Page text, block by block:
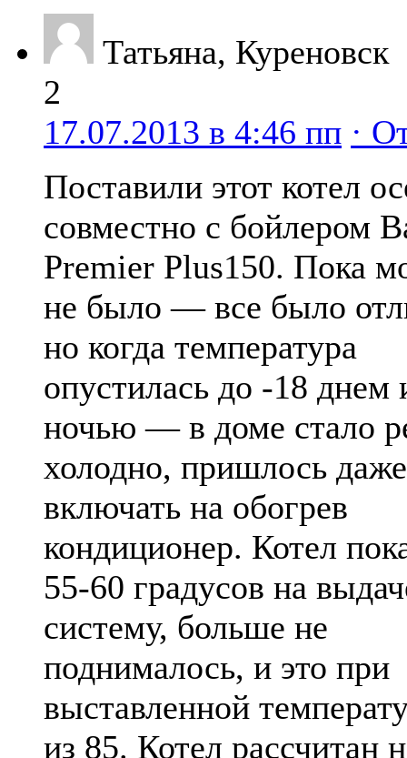
Татьяна, Куреновск
2
17.07.2013 в 4:46 пп ·
Поставили этот котел
совместно с бойлером
Premier Plus150. Пока
не было — все было
но когда температура
опустилась до -18 днем
ночью — в доме стало
холодно, пришлось даже
включать на обогрев
кондиционер. Котел
55-60 градусов на
систему, больше не
поднималось, и это при
выставленной
из 85. Котел рассчитан